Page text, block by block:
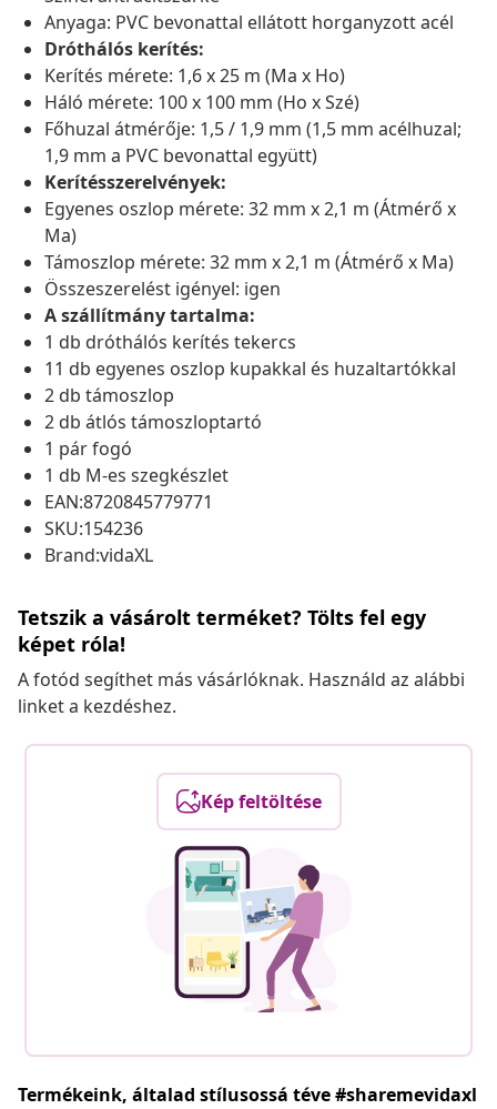
Anyaga: PVC bevonattal ellátott horganyzott acél
Dróthálós kerítés:
Kerítés mérete: 1,6 x 25 m (Ma x Ho)
Háló mérete: 100 x 100 mm (Ho x Szé)
Főhuzal átmérője: 1,5 / 1,9 mm (1,5 mm acélhuzal;
1,9 mm a PVC bevonattal együtt)
Kerítésszerelvények:
Egyenes oszlop mérete: 32 mm x 2,1 m (Átmérő x
Ma)
Támoszlop mérete: 32 mm x 2,1 m (Átmérő x Ma)
Összeszerelést igényel: igen
A szállítmány tartalma:
1 db dróthálós kerítés tekercs
11 db egyenes oszlop kupakkal és huzaltartókkal
2 db támoszlop
2 db átlós támoszloptartó
1 pár fogó
1 db M-es szegkészlet
EAN:8720845779771
SKU:154236
Brand:vidaXL
Tetszik a vásárolt terméket? Tölts fel egy
képet róla!
A fotód segíthet más vásárlóknak. Használd az alábbi
linket a kezdéshez.
Kép feltöltése
Termékeink, általad stílusossá téve #sharemevidaxl